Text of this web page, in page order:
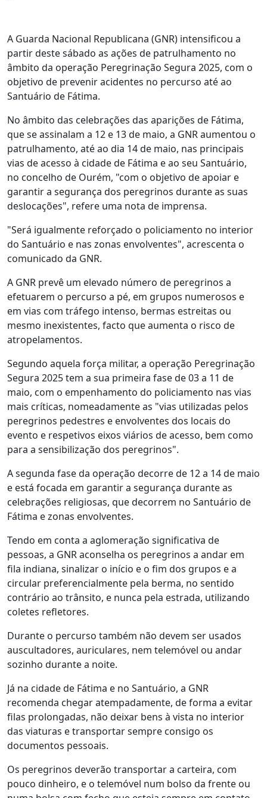
A Guarda Nacional Republicana (GNR) intensificou a
partir deste sábado as ações de patrulhamento no
âmbito da operação Peregrinação Segura 2025, com o
objetivo de prevenir acidentes no percurso até ao
Santuário de Fátima.
No âmbito das celebrações das aparições de Fátima,
que se assinalam a 12 e 13 de maio, a GNR aumentou o
patrulhamento, até ao dia 14 de maio, nas principais
vias de acesso à cidade de Fátima e ao seu Santuário,
no concelho de Ourém, "com o objetivo de apoiar e
garantir a segurança dos peregrinos durante as suas
deslocações", refere uma nota de imprensa.
"Será igualmente reforçado o policiamento no interior
do Santuário e nas zonas envolventes", acrescenta o
comunicado da GNR.
A GNR prevê um elevado número de peregrinos a
efetuarem o percurso a pé, em grupos numerosos e
em vias com tráfego intenso, bermas estreitas ou
mesmo inexistentes, facto que aumenta o risco de
atropelamentos.
Segundo aquela força militar, a operação Peregrinação
Segura 2025 tem a sua primeira fase de 03 a 11 de
maio, com o empenhamento do policiamento nas vias
mais críticas, nomeadamente as "vias utilizadas pelos
peregrinos pedestres e envolventes dos locais do
evento e respetivos eixos viários de acesso, bem como
para a sensibilização dos peregrinos".
A segunda fase da operação decorre de 12 a 14 de maio
e está focada em garantir a segurança durante as
celebrações religiosas, que decorrem no Santuário de
Fátima e zonas envolventes.
Tendo em conta a aglomeração significativa de
pessoas, a GNR aconselha os peregrinos a andar em
fila indiana, sinalizar o início e o fim dos grupos e a
circular preferencialmente pela berma, no sentido
contrário ao trânsito, e nunca pela estrada, utilizando
coletes refletores.
Durante o percurso também não devem ser usados
auscultadores, auriculares, nem telemóvel ou andar
sozinho durante a noite.
Já na cidade de Fátima e no Santuário, a GNR
recomenda chegar atempadamente, de forma a evitar
filas prolongadas, não deixar bens à vista no interior
das viaturas e transportar sempre consigo os
documentos pessoais.
Os peregrinos deverão transportar a carteira, com
pouco dinheiro, e o telemóvel num bolso da frente ou